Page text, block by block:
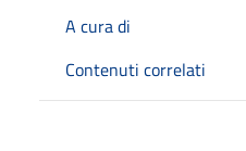
A cura di
Contenuti correlati